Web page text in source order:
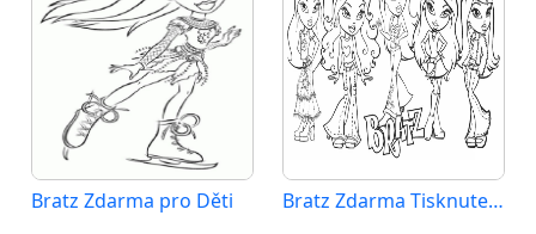
Bratz Zdarma pro Děti Bratz Zdarma Tisknutelná